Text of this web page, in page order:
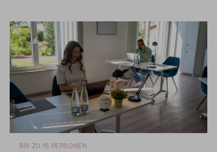
BIS ZU 16 PERSONEN